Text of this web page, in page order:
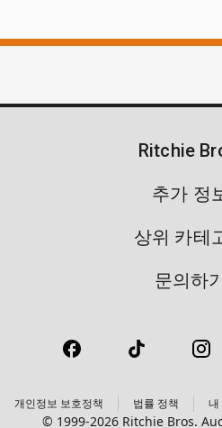
Ritchie
추가 정
상위 카테
문의하
개인정보 보호정책 법률 정책 내
© 1999-2026 Ritchie Bros.